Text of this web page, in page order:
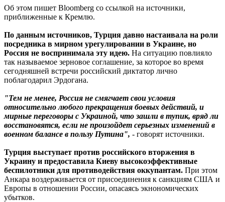
Об этом пишет Bloomberg со ссылкой на источники,
приближенные к Кремлю.
По данным источников, Турция давно настаивала на роли
посредника в мирном урегулировании в Украине, но
Россия не воспринимала эту идею. На ситуацию повлияло
так называемое зерновое соглашение, за которое во время
сегодняшней встречи российский диктатор лично
поблагодарил Эрдогана.
"Тем не менее, Россия не смягчает свои условия
относительно любого прекращения боевых действий, и
мирные переговоры с Украиной, что зашли в тупик, вряд ли
восстановятся, если не произойдет серьезных изменений в
военном балансе в пользу Путина", - говорят источники.
Турция выступает против российского вторжения в
Украину и предоставила Киеву высокоэффективные
беспилотники для противодействия оккупантам. При этом
Анкара воздерживается от присоединения к санкциям США и
Европы в отношении России, опасаясь экнономических
убытков.